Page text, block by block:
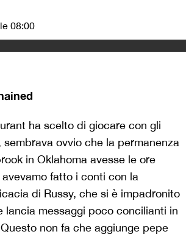
08:00
ha scelto di giocare con gli
ovvio che la permanenza
in Oklahoma avesse le ore
fatto i conti con la
di Russy, che si è impadronito
lancia messaggi poco concilianti in
non fa che aggiunge pepe